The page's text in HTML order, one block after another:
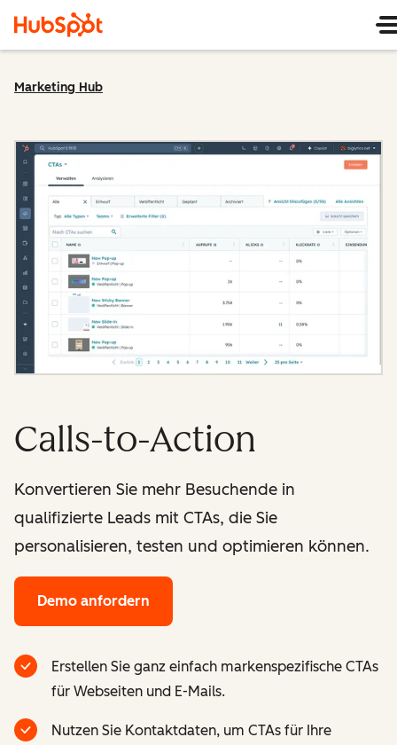
Marketing Hub
Calls-to-Action
Konvertieren Sie mehr Besuchende in
qualifizierte Leads mit CTAs, die Sie
personalisieren, testen und optimieren können.
Demo anfordern
Erstellen Sie ganz einfach markenspezifische CTAs
für Webseiten und E-Mails.
Nutzen Sie Kontaktdaten, um CTAs für Ihre